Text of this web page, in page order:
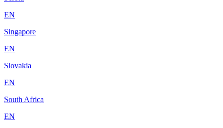
EN
Singapore
EN
Slovakia
EN
South Africa
EN